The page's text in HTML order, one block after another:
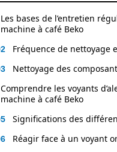
Les bases de l’entretien
machine à café Beko
Fréquence de nettoyage
Nettoyage des
Comprendre les voyants
machine à café Beko
Significations des
Réagir face à un voyant